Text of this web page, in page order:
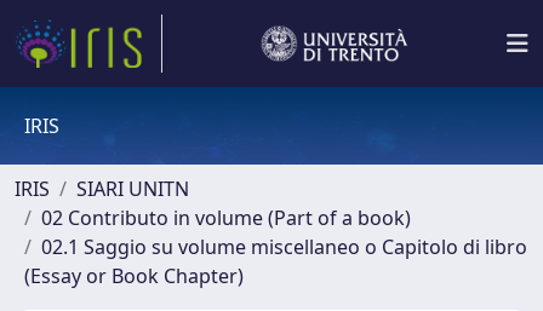
IRIS
IRIS
SIARI UNITN
02 Contributo in volume (Part of a book)
02.1 Saggio su volume miscellaneo o Capitolo di libro
(Essay or Book Chapter)